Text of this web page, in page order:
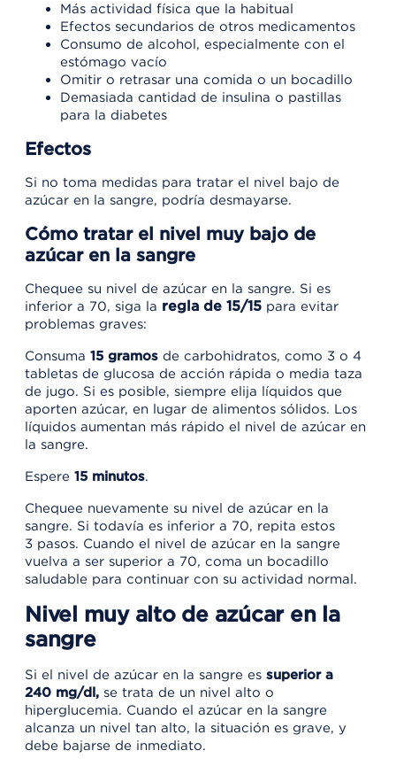
Más actividad física que la habitual
Efectos secundarios de otros medicamentos
Consumo de alcohol, especialmente con el
estómago vacío
Omitir o retrasar una comida o un bocadillo
Demasiada cantidad de insulina o pastillas
para la diabetes
Efectos
Si no toma medidas para tratar el nivel bajo de
azúcar en la sangre, podría desmayarse.
Cómo tratar el nivel muy bajo de
azúcar en la sangre
Chequee su nivel de azúcar en la sangre. Si es
inferior a 70, siga la regla de 15/15 para evitar
problemas graves:
Consuma 15 gramos de carbohidratos, como 3 o 4
tabletas de glucosa de acción rápida o media taza
de jugo. Si es posible, siempre elija líquidos que
aporten azúcar, en lugar de alimentos sólidos. Los
líquidos aumentan más rápido el nivel de azúcar en
la sangre.
Espere 15 minutos.
Chequee nuevamente su nivel de azúcar en la
sangre. Si todavía es inferior a 70, repita estos
3 pasos. Cuando el nivel de azúcar en la sangre
vuelva a ser superior a 70, coma un bocadillo
saludable para continuar con su actividad normal.
Nivel muy alto de azúcar en la
sangre
Si el nivel de azúcar en la sangre es superior a
240 mg/dl, se trata de un nivel alto o
hiperglucemia. Cuando el azúcar en la sangre
alcanza un nivel tan alto, la situación es grave, y
debe bajarse de inmediato.